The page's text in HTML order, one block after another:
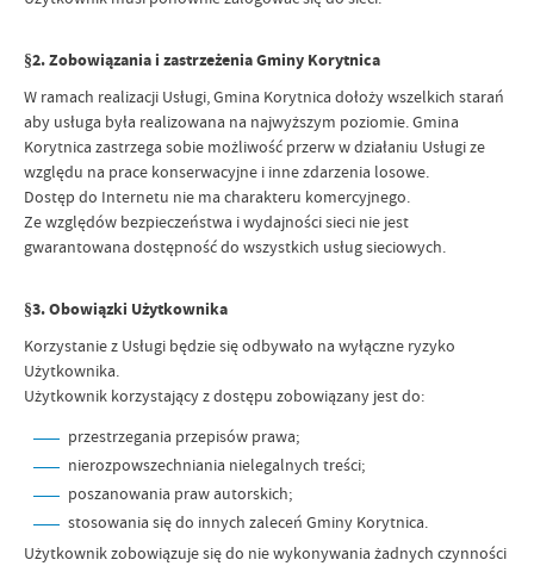
§2. Zobowiązania i zastrzeżenia Gminy Korytnica
W ramach realizacji Usługi, Gmina Korytnica dołoży wszelkich starań
aby usługa była realizowana na najwyższym poziomie. Gmina
Korytnica zastrzega sobie możliwość przerw w działaniu Usługi ze
względu na prace konserwacyjne i inne zdarzenia losowe.
Dostęp do Internetu nie ma charakteru komercyjnego.
Ze względów bezpieczeństwa i wydajności sieci nie jest
gwarantowana dostępność do wszystkich usług sieciowych.
§3. Obowiązki Użytkownika
Korzystanie z Usługi będzie się odbywało na wyłączne ryzyko
Użytkownika.
Użytkownik korzystający z dostępu zobowiązany jest do:
przestrzegania przepisów prawa;
nierozpowszechniania nielegalnych treści;
poszanowania praw autorskich;
stosowania się do innych zaleceń Gminy Korytnica.
Użytkownik zobowiązuje się do nie wykonywania żadnych czynności